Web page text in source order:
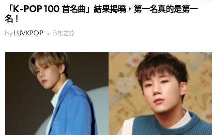
「K-POP 100 首名曲」結果揭曉，第一名真的是第一
名！
by LUVKPOP 5年之前